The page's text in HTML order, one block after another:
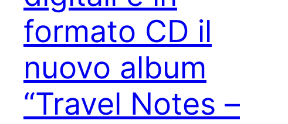
formato CD il
nuovo album
“Travel Notes –